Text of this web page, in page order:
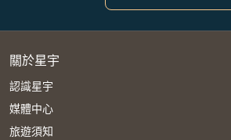
關於星宇
認識星宇
媒體中心
旅遊須知